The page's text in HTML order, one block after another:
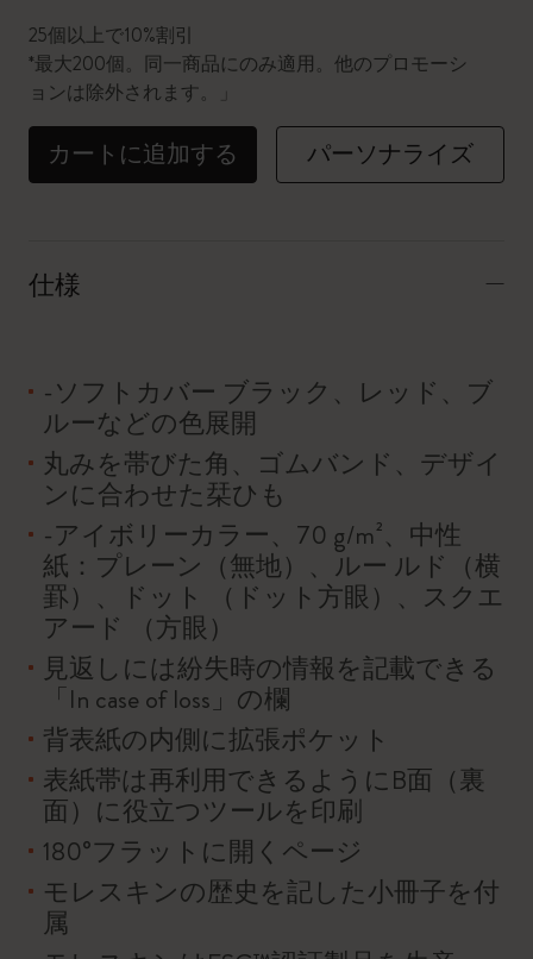
25個以上で10%割引
*最大200個。同一商品にのみ適用。他のプロモーシ
ョンは除外されます。」
カートに追加する パーソナライズ
仕様
-ソフトカバー ブラック、レッド、ブ
ルーなどの色展開
丸みを帯びた角、ゴムバンド、デザイ
ンに合わせた栞ひも
-アイボリーカラー、70 g/m²、中性
紙：プレーン（無地）、ルー ルド（横
罫）、ドット （ドット方眼）、スクエ
アード （方眼）
見返しには紛失時の情報を記載できる
「In case of loss」の欄
背表紙の内側に拡張ポケット
表紙帯は再利用できるようにB面（裏
面）に役立つツールを印刷
180°フラットに開くページ
モレスキンの歴史を記した小冊子を付
属